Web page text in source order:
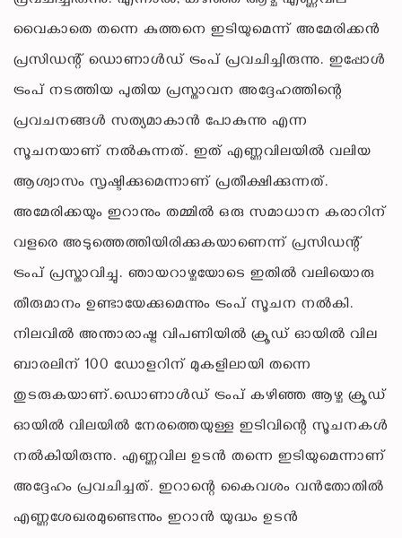
വൈകാതെ തന്നെ കുത്തനെ ഇടിയുമെന്ന് അമേരിക്കൻ
പ്രസിഡന്റ് ഡൊണാൾഡ് ട്രംപ് പ്രവചിച്ചിരുന്നു. ഇപ്പോൾ
ട്രംപ് നടത്തിയ പുതിയ പ്രസ്താവന അദ്ദേഹത്തിന്റെ
പ്രവചനങ്ങൾ സത്യമാകാൻ പോകുന്നു എന്ന
സൂചനയാണ് നൽകുന്നത്. ഇത് എണ്ണവിലയിൽ വലിയ
ആശ്വാസം സൃഷ്ടിക്കുമെന്നാണ് പ്രതീക്ഷിക്കുന്നത്.
അമേരിക്കയും ഇറാനും തമ്മിൽ ഒരു സമാധാന കരാറിന്
വളരെ അടുത്തെത്തിയിരിക്കുകയാണെന്ന് പ്രസിഡന്റ്
ട്രംപ് പ്രസ്താവിച്ചു. ഞായറാഴ്ചയോടെ ഇതിൽ വലിയൊരു
തീരുമാനം ഉണ്ടായേക്കുമെന്നും ട്രംപ് സൂചന നൽകി.
നിലവിൽ അന്താരാഷ്ട്ര വിപണിയിൽ ക്രൂഡ് ഓയിൽ വില
ബാരലിന് 100 ഡോളറിന് മുകളിലായി തന്നെ
തുടരുകയാണ്.ഡൊണാൾഡ് ട്രംപ് കഴിഞ്ഞ ആഴ്ച ക്രൂഡ്
ഓയിൽ വിലയിൽ നേരത്തെയുള്ള ഇടിവിന്റെ സൂചനകൾ
നൽകിയിരുന്നു. എണ്ണവില ഉടൻ തന്നെ ഇടിയുമെന്നാണ്
അദ്ദേഹം പ്രവചിച്ചത്. ഇറാന്റെ കൈവശം വൻതോതിൽ
എണ്ണശേഖരമുണ്ടെന്നും ഇറാൻ യുദ്ധം ഉടൻ